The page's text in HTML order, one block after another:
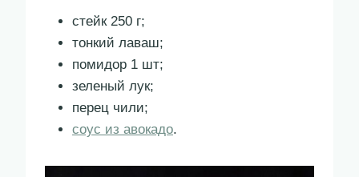
стейк 250 г;
тонкий лаваш;
помидор 1 шт;
зеленый лук;
перец чили;
соус из авокадо.